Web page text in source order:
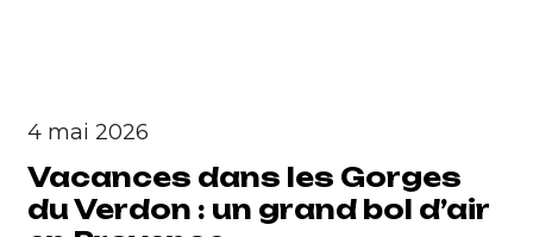
4 mai 2026
Vacances dans les Gorges
du Verdon : un grand bol d’air